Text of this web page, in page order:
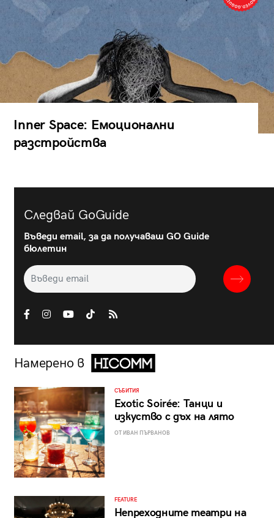
Inner Space: Емоционални
разстройства
Следвай GoGuide
Въведи email, за да получаваш GO Guide
бюлетин
Намерено в
СЪБИТИЯ
Exotic Soirée: Танци и
изкуство с дъх на лято
ОТ ИВАН ПЪРВАНОВ
FEATURE
Непреходните театри на